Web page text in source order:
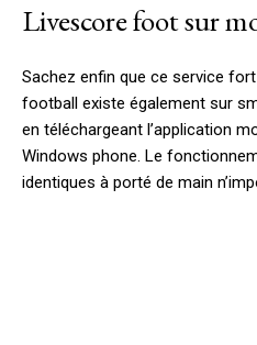
Livescore foot sur
Sachez enfin que ce service
football existe également sur
en téléchargeant l’application
Windows phone. Le
identiques à porté de main